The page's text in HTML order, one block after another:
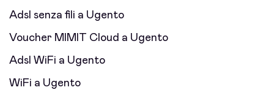
Adsl senza fili a Ugento
Voucher MIMIT Cloud a Ugento
Adsl WiFi a Ugento
WiFi a Ugento